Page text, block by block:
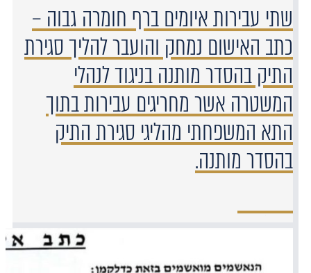
שתי עבירות איומים ברף חומרה גבוה –
כתב האישום נמחק והועבר להליך סגירת
התיק בהסדר מותנה בניגוד לנהלי
המשטרה אשר מחריגים עבירות בתוך
התא המשפחתי מהליגי סגירת התיק
בהסדר מותנה.